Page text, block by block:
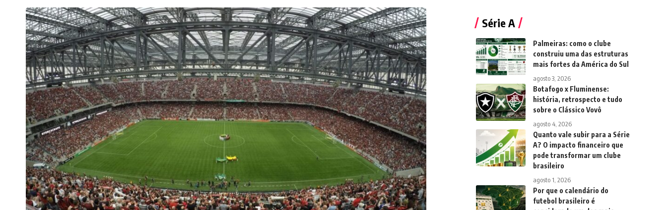
Série A
Palmeiras: como o clube
construiu uma das estruturas
mais fortes da América do Sul
agosto 3, 2026
Botafogo x Fluminense:
história, retrospecto e tudo
sobre o Clássico Vovô
agosto 4, 2026
Quanto vale subir para a Série
A? O impacto financeiro que
pode transformar um clube
brasileiro
agosto 1, 2026
Por que o calendário do
futebol brasileiro é